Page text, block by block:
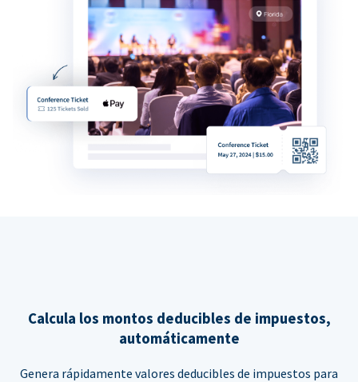
Calcula los montos deducibles de impuestos,
automáticamente
Genera rápidamente valores deducibles de impuestos para